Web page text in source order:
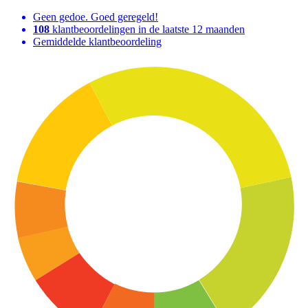
Geen gedoe. Goed geregeld!
108 klantbeoordelingen in de laatste 12 maanden
Gemiddelde klantbeoordeling